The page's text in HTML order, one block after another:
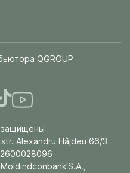
QGROUP
str. Alexandru Hâjdeu 66/3